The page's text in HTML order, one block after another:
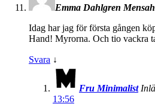
Emma Dahlgren Mensah
Idag har jag för första gången
Hand! Myrorna. Och tio vackra
Svara ↓
Fru Minimalist
13:56